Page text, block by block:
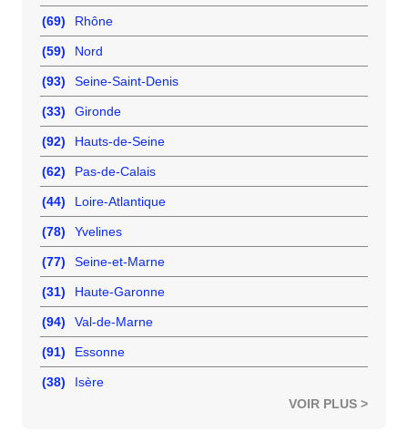
(69) Rhône
(59) Nord
(93) Seine-Saint-Denis
(33) Gironde
(92) Hauts-de-Seine
(62) Pas-de-Calais
(44) Loire-Atlantique
(78) Yvelines
(77) Seine-et-Marne
(31) Haute-Garonne
(94) Val-de-Marne
(91) Essonne
(38)
Isère
VOIR PLUS >